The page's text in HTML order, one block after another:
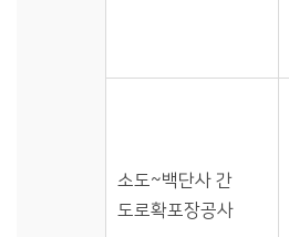
소도~백단사 간
도로확포장공사